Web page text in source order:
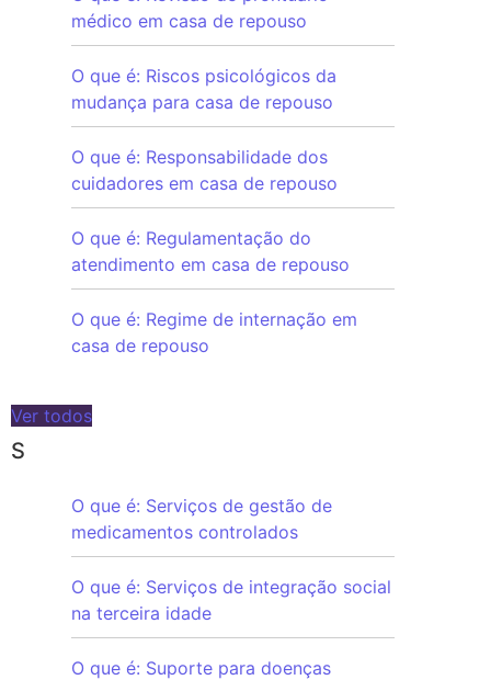
médico em casa de repouso
O que é: Riscos psicológicos da
mudança para casa de repouso
O que é: Responsabilidade dos
cuidadores em casa de repouso
O que é: Regulamentação do
atendimento em casa de repouso
O que é: Regime de internação em
casa de repouso
Ver todos
S
O que é: Serviços de gestão de
medicamentos controlados
O que é: Serviços de integração social
na terceira idade
O que é: Suporte para doenças